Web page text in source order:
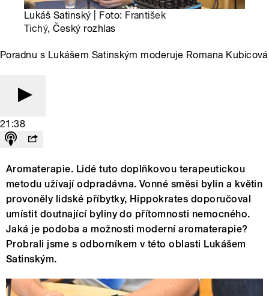
Lukáš Satinský | Foto: František
Tichý, Český rozhlas
Poradnu s Lukášem Satinským moderuje Romana Kubicová
21:38
Aromaterapie. Lidé tuto doplňkovou terapeutickou
metodu užívají odpradávna. Vonné směsi bylin a květin
provoněly lidské příbytky, Hippokrates doporučoval
umístit doutnající byliny do přítomnosti nemocného.
Jaká je podoba a možnosti moderní aromaterapie?
Probrali jsme s odborníkem v této oblasti Lukášem
Satinským.